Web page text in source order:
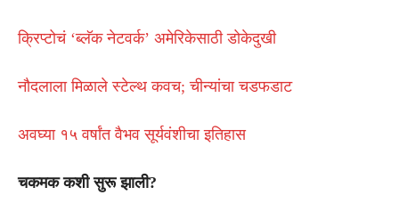
क्रिप्टोचं ‘ब्लॅक नेटवर्क’ अमेरिकेसाठी डोकेदुखी
नौदलाला मिळाले स्टेल्थ कवच; चीन्यांचा चडफडाट
अवघ्या १५ वर्षांत वैभव सूर्यवंशीचा इतिहास
चकमक कशी सुरू झाली?